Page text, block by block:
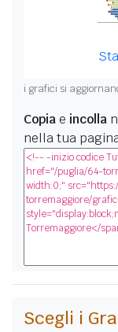
i grafici si
Copiae incolla
nella tua
Scegli i